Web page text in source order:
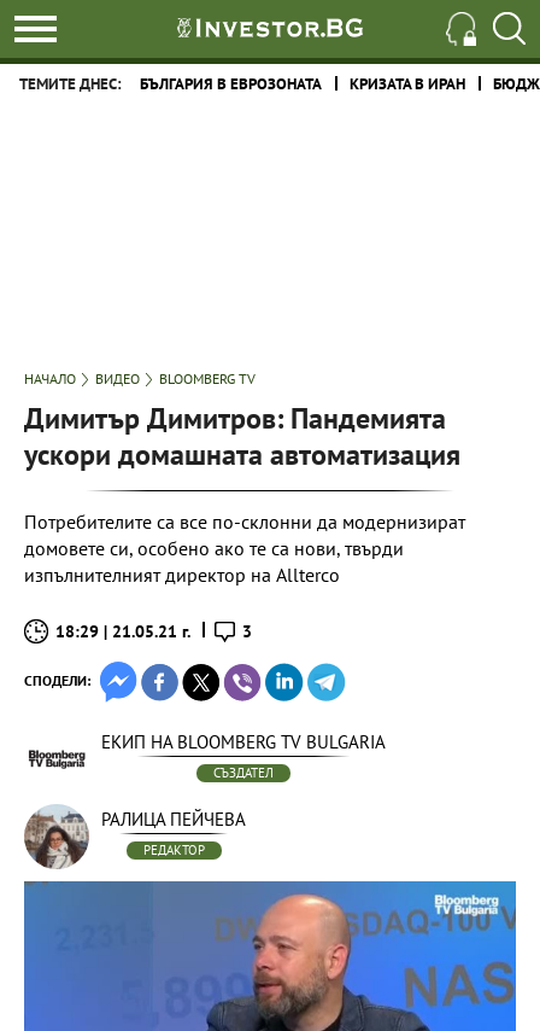
ТЕМИТЕ ДНЕС: БЪЛГАРИЯ В ЕВРОЗОНАТА КРИЗАТА В ИРАН
НАЧАЛО ВИДЕО BLOOMBERG TV
Димитър Димитров: Пандемията
ускори домашната автоматизация
Потребителите са все по-склонни да модернизират
домовете си, особено ако те са нови, твърди
изпълнителният директор на Allterco
18:29 | 21.05.21 г. 3
СПОДЕЛИ:
ЕКИП НА BLOOMBERG TV BULGARIA
СЪЗДАТЕЛ
РАЛИЦА ПЕЙЧЕВА
РЕДАКТОР